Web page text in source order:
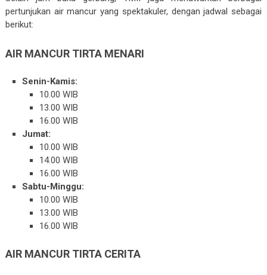
pertunjukan air mancur yang spektakuler, dengan jadwal sebagai
berikut:
AIR MANCUR TIRTA MENARI
Senin-Kamis:
10.00 WIB
13.00 WIB
16.00 WIB
Jumat:
10.00 WIB
14.00 WIB
16.00 WIB
Sabtu-Minggu:
10.00 WIB
13.00 WIB
16.00 WIB
AIR MANCUR TIRTA CERITA